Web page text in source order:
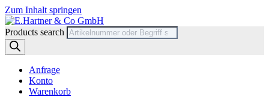
Zum Inhalt springen
Products search
Anfrage
Konto
Warenkorb